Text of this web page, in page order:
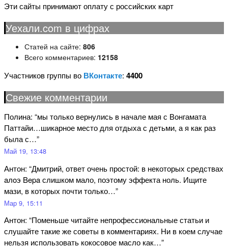
Эти сайты принимают оплату с российских карт
Уехали.com в цифрах
Статей на сайте: 806
Всего комментариев: 12158
Участников группы во ВКонтакте: 4400
Свежие комментарии
Полина: “мы только вернулись в начале мая с Вонгамата
Паттайи…шикарное место для отдыха с детьми, а я как раз
была с…”
Май 19, 13:48
Антон: “Дмитрий, ответ очень простой: в некоторых средствах
aлoэ Bepa слишком мало, поэтому эффекта ноль. Ищите
мази, в которых почти только…”
Мар 9, 15:11
Антон: “Поменьше читайте непрофессиональные статьи и
слушайте такие же советы в комментариях. Ни в коем случае
нельзя использовать кокосовое масло как…”